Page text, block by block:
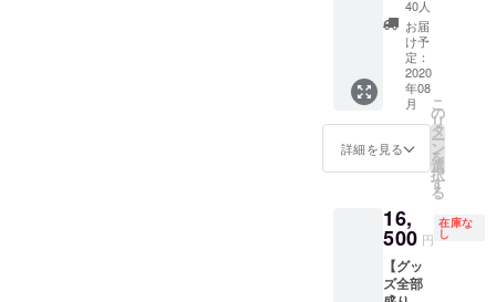
サンク
ス掲載
権につ
いて】
※備考欄
に掲載
したい
お名
前、も
ムを15
文字以
内でご
記入く
ださ
ス掲載
権 ・お
まけメ
イキン
グ動
画 限
定視聴
URL ・
オンラ
（マン
ツーマ
分）
（送料
名前を
掲載★
スペ
シャル
サンク
スとし
てあな
たのお
名前を
ブック
レット
にクレ
ジット
掲載い
40人
お届
け予
定：
2020
年08
月
詳細を見る
こ
の
リ
タ
ー
ン
を
選
択
す
る
16,
500 円
在庫な
し
【グッ
ズ全部